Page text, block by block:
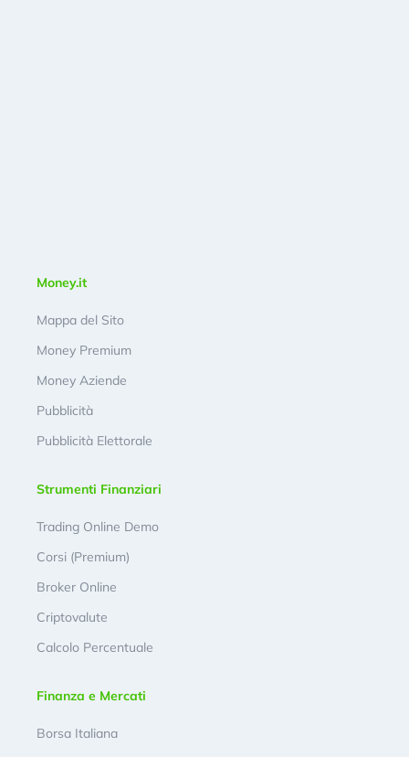
Money.it
Mappa del Sito
Money Premium
Money Aziende
Pubblicità
Pubblicità Elettorale
Strumenti Finanziari
Trading Online Demo
Corsi (Premium)
Broker Online
Criptovalute
Calcolo Percentuale
Finanza e Mercati
Borsa Italiana